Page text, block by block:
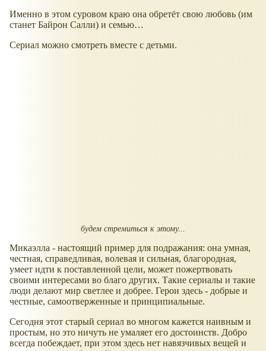
Именно в этом суровом краю она обретёт свою любовь (им
станет Байрон Салли) и семью…
Сериал можно смотреть вместе с детьми.
будем стремиться к этому...
Микаэлла - настоящий пример для подражания: она умная,
честная, справедливая, волевая и сильная, благородная,
умеет идти к поставленной цели, может пожертвовать
своими интересами во благо других. Такие сериалы и такие
люди делают мир светлее и добрее. Герои здесь - добрые и
честные, самоотверженные и принципиальные.
Сегодня этот старый сериал во многом кажется наивным и
простым, но это ничуть не умаляет его достоинств. Добро
всегда побеждает, при этом здесь нет навязчивых вещей и